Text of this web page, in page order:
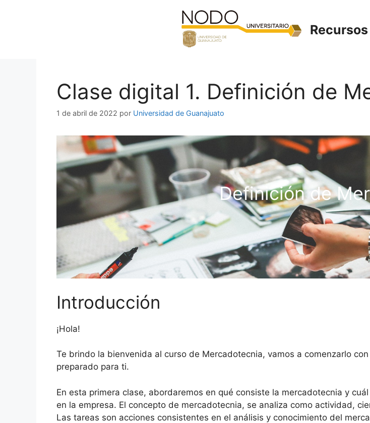
Clase digital 1. Definición de
1 de abril de 2022 por Universidad de Guanajuato
Definición de
Introducción
¡Hola!
Te brindo la bienvenida al curso de Mercadotecnia, vamos a comenzarlo
preparado para ti.
En esta primera clase, abordaremos en qué consiste la mercadotecnia y
en la empresa. El concepto de mercadotecnia, se analiza como actividad,
Las tareas son acciones consistentes en el análisis y conocimiento del